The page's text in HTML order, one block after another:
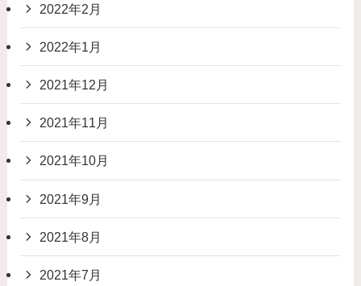
2022年2月
2022年1月
2021年12月
2021年11月
2021年10月
2021年9月
2021年8月
2021年7月